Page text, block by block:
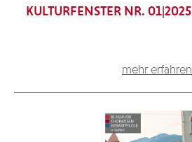
KULTURFENSTER NR.
mehr erfahren